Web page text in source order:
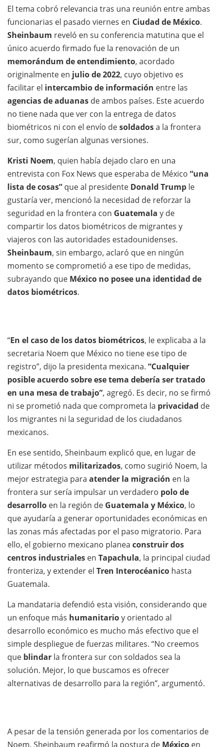
El tema cobró relevancia tras una reunión entre ambas
funcionarias el pasado viernes en Ciudad de México.
Sheinbaum reveló en su conferencia matutina que el
único acuerdo firmado fue la renovación de un
memorándum de entendimiento, acordado
originalmente en julio de 2022, cuyo objetivo es
facilitar el intercambio de información entre las
agencias de aduanas de ambos países. Este acuerdo
no tiene nada que ver con la entrega de datos
biométricos ni con el envío desoldadosa la frontera
sur, como sugerían algunas versiones.
Kristi Noem, quien había dejado claro en una
entrevista con Fox News que esperaba de México “una
lista de cosas” que al presidente Donald Trump le
gustaría ver, mencionó la necesidad de reforzar la
seguridad en la frontera con Guatemala y de
compartir los datos biométricos de migrantes y
viajeros con las autoridades estadounidenses.
Sheinbaum, sin embargo, aclaró que en ningún
momento se comprometió a ese tipo de medidas,
subrayando que México no posee una identidad de
datos biométricos.
“En el caso de los datos biométricos, le explicaba a la
secretaria Noem que México no tiene ese tipo de
registro”, dijo la presidenta mexicana. “Cualquier
posible acuerdo sobre ese tema debería ser tratado
en una mesa de trabajo”, agregó. Es decir, no se firmó
ni se prometió nada que comprometa la privacidad de
los migrantes ni la seguridad de los ciudadanos
mexicanos.
En ese sentido, Sheinbaum explicó que, en lugar de
utilizar métodos militarizados, como sugirió Noem, la
mejor estrategia para atender la migración en la
frontera sur sería impulsar un verdadero polo de
desarrollo en la región de Guatemala y México, lo
que ayudaría a generar oportunidades económicas en
las zonas más afectadas por el paso migratorio. Para
ello, el gobierno mexicano planea construir dos
centros industriales en Tapachula, la principal ciudad
fronteriza, y extender el Tren Interocéanico hasta
Guatemala.
La mandataria defendió esta visión, considerando que
un enfoque más humanitarioy orientado al
desarrollo económico es mucho más efectivo que el
simple despliegue de fuerzas militares. “No creemos
que blindar la frontera sur con soldados sea la
solución. Mejor, lo que buscamos es ofrecer
alternativas de desarrollo para la región”, argumentó.
A pesar de la tensión generada por los comentarios de
Noem, Sheinbaum reafirmó la postura de México en